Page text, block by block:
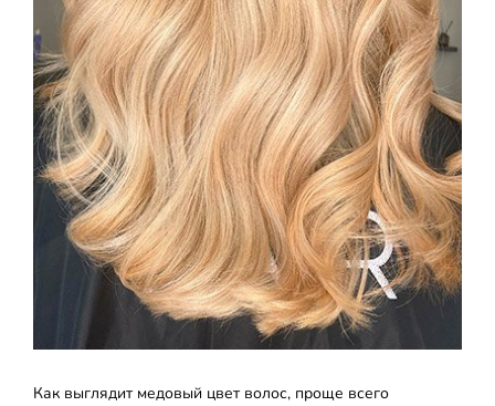
Как выглядит медовый цвет волос, проще всего